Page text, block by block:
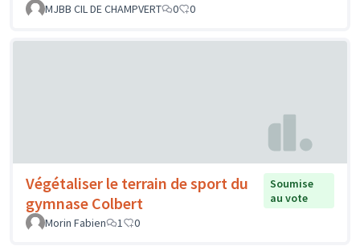
MJBB CIL DE CHAMPVERT
0 0
Végétaliser le terrain de sport du
gymnase Colbert
Soumise
au vote
Morin Fabien
1 0